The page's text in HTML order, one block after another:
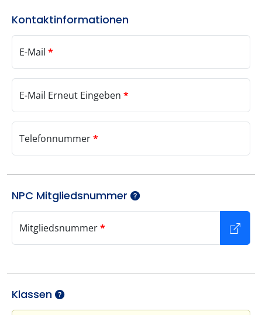
Kontaktinformationen
E-Mail *
E-Mail Erneut Eingeben *
Telefonnummer*
NPC Mitgliedsnummer
Mitgliedsnummer*
Klassen